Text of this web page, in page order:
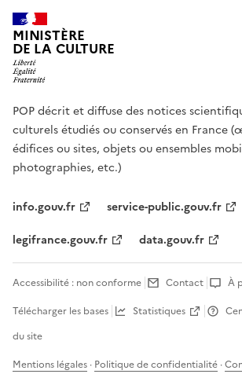
MINISTÈRE
DE LA CULTURE
POP décrit et diffuse des notices
culturels étudiés ou conservés en France
édifices ou sites, objets ou ensembles
photographies, etc.)
info.gouv.fr
service-public.gouv.fr
legifrance.gouv.fr
data.gouv.fr
Accessibilité : non conforme Contact
À
Télécharger les bases
Statistiques
du site
Mentions légales · Politique de confidentialité ·